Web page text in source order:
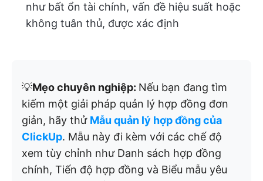
như bất ổn tài chính, vấn đề hiệu suất hoặc
không tuân thủ, được xác định
💡Mẹo chuyên nghiệp: Nếu bạn đang tìm
kiếm một giải pháp quản lý hợp đồng đơn
giản, hãy thử Mẫu quản lý hợp đồng của
ClickUp. Mẫu này đi kèm với các chế độ
xem tùy chỉnh như Danh sách hợp đồng
chính, Tiến độ hợp đồng và Biểu mẫu yêu